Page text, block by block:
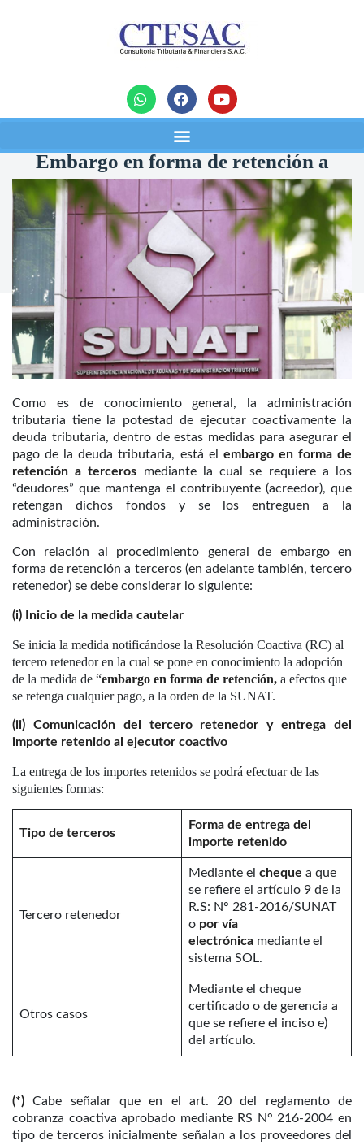
noticias
Embargo en forma de retención a
terceros: algunos aspectos claves
para evitar contingencias
17/02/2022
Como es de conocimiento general, la administración
tributaria tiene la potestad de ejecutar coactivamente la
deuda tributaria, dentro de estas medidas para asegurar el
pago de la deuda tributaria, está el embargo en forma de
retención a terceros mediante la cual se requiere a los
“deudores” que mantenga el contribuyente (acreedor), que
retengan dichos fondos y se los entreguen a la
administración.
Con relación al procedimiento general de embargo en
forma de retención a terceros (en adelante también, tercero
retenedor) se debe considerar lo siguiente:
(i) Inicio de la medida cautelar
Se inicia la medida notificándose la Resolución Coactiva (RC) al
tercero retenedor en la cual se pone en conocimiento la adopción
de la medida de “embargo en forma de retención, a efectos que
se retenga cualquier pago, a la orden de la SUNAT.
(ii) Comunicación del tercero retenedor y entrega del
importe retenido al ejecutor coactivo
La entrega de los importes retenidos se podrá efectuar de las
siguientes formas:
Tipo de terceros
Forma de entrega del
importe retenido
Tercero retenedor
Mediante el cheque a que
se refiere el artículo 9 de la
R.S: N° 281-2016/SUNAT
o por vía
electrónica mediante el
sistema SOL.
Otros casos
Mediante el cheque
certificado o de gerencia a
que se refiere el inciso e)
del artículo.
(*)Cabe señalar que en el art. 20 del reglamento de
cobranza coactiva aprobado mediante RS N° 216-2004 en
tipo de terceros inicialmente señalan a los proveedores del